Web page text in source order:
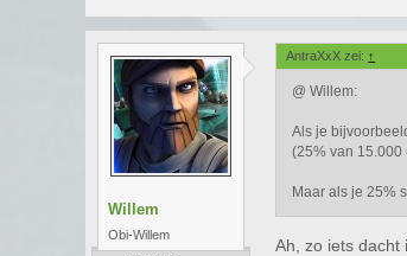
Willem
Obi-Willem
AntraXxX zei: ↑
@ Willem:
Als je
(25% van 15.000
Maar als je 25%
Ah, zo iets dacht